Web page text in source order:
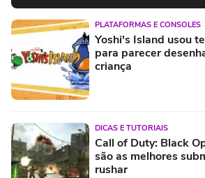
PLATAFORMAS E CONSOLES
Yoshi's Island usou
para parecer
criança
DICAS E TUTORIAIS
Call of Duty: Black
são as melhores
rushar